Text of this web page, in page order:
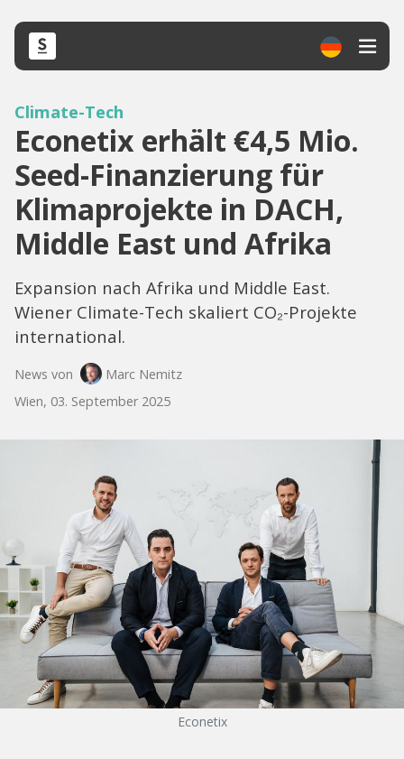
Climate-Tech
Econetix erhält €4,5 Mio.
Seed-Finanzierung für
Klimaprojekte in DACH,
Middle East und Afrika
Expansion nach Afrika und Middle East.
Wiener Climate-Tech skaliert CO₂-Projekte
international.
News von
Marc Nemitz
Wien, 03. September 2025
Econetix